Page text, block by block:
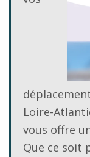
Loire-
vous offre
Que ce soit